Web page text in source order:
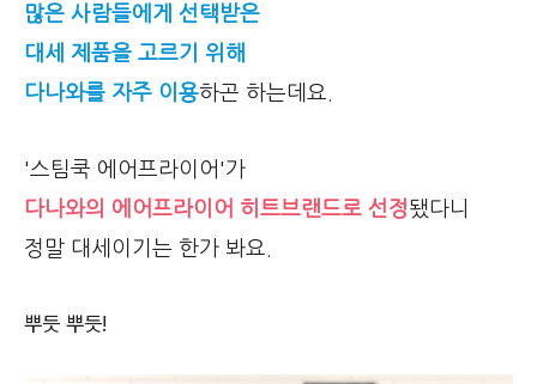
많은 사람들에게 선택받은
대세 제품을 고르기 위해
다나와를 자주 이용하곤 하는데요.
'스팀쿡 에어프라이어'가
다나와의 에어프라이어 히트브랜드로 선정됐다니
정말 대세이기는 한가 봐요.
뿌듯 뿌듯!